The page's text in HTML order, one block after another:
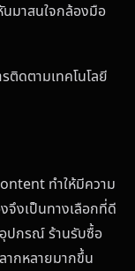
มาสนใจกล้องมือ
ดตามเทคโนโลยี
ทำให้มีความ
งเป็นทางเลือกที่ดี
ปกรณ์ ร้านรับซื้อ
กหลายมากขึ้น